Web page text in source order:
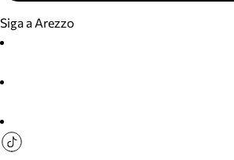
Siga a Arezzo